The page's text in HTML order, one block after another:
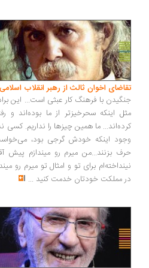
اخوان ثالث از رهبر انقلاب اسلامی
با فرهنگ کار عبثی است... این برادران
اینکه سحرخیزتر از ما بوده‌اند و
ما همین چیزها را نداریم. کسی نداریم از
اینکه خودش گرجی بود، می‌خواست در
بزنند...من میرم رو میندازم پیش آقای
برای تو و امثال تو میرم رو
مملکت خودتان خدمت کنید...